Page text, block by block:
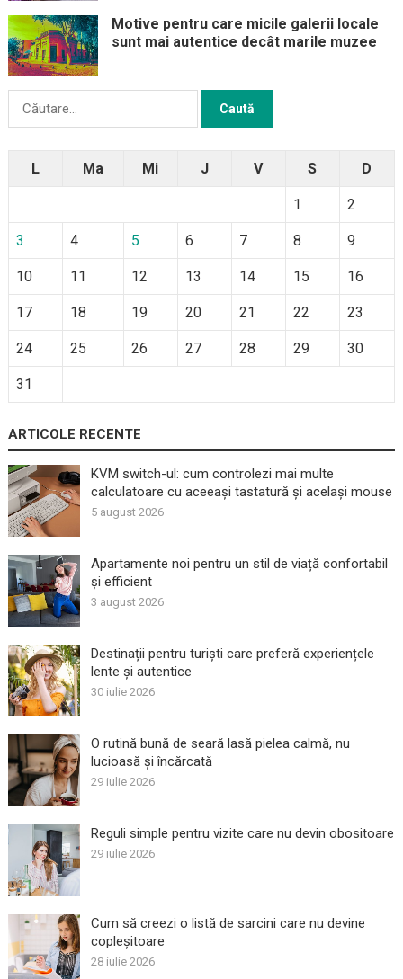
Motive pentru care micile galerii locale
sunt mai autentice decât marile muzee
L Ma Mi J V S D
1 2
3 4 5 6 7 8 9
10 11 12 13 14 15 16
17 18 19 20 21 22 23
24 25 26 27 28 29 30
31
ARTICOLE RECENTE
KVM switch-ul: cum controlezi mai multe
calculatoare cu aceeași tastatură și același mouse
5 august 2026
Apartamente noi pentru un stil de viață confortabil
și efficient
3 august 2026
Destinații pentru turiști care preferă experiențele
lente și autentice
30 iulie 2026
O rutină bună de seară lasă pielea calmă, nu
lucioasă și încărcată
29 iulie 2026
Reguli simple pentru vizite care nu devin obositoare
29 iulie 2026
Cum să creezi o listă de sarcini care nu devine
copleșitoare
28 iulie 2026